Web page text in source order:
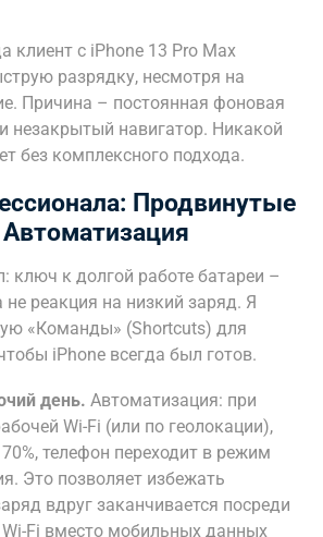
клиент с iPhone 13 Pro Max
разрядку, несмотря на
Причина – постоянная фоновая
незакрытый навигатор. Никакой
без комплексного подхода.
Продвинутые
ключ к долгой работе батареи –
не реакция на низкий заряд. Я
«Команды» (Shortcuts) для
iPhone всегда был готов.
день. Автоматизация: при
Wi-Fi (или по геолокации),
телефон переходит в режим
Это позволяет избежать
вдруг заканчивается посреди
Fi вместо мобильных данных